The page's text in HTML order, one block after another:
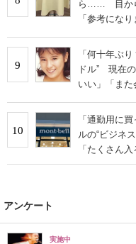
ら…… 目から
「参考になり
9
「何十年ぶ
ドル” 現在
いい」「また
10
「通勤用に
ルの“ビジネ
「たくさん
アンケート
実施中